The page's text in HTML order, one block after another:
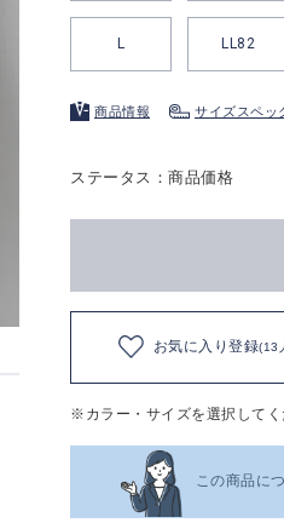
L LL82
商品情報 サイズスペッ
ステータス：商品価格
お気に入り登録(13
※カラー・サイズを選択してく
この商品に